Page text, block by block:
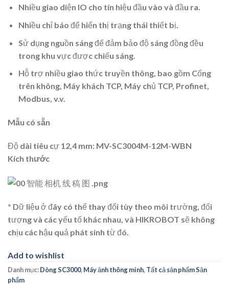
Nhiều giao diện IO cho tín hiệu đầu vào và đầu ra.
Nhiều chỉ báo để hiển thị trạng thái thiết bị.
Sử dụng nguồn sáng để đảm bảo độ sáng đồng đều
trong khu vực được chiếu sáng.
Hỗ trợ nhiều giao thức truyền thông, bao gồm Cổng
trên không, Máy khách TCP, Máy chủ TCP, Profinet,
Modbus, v.v.
Mẫu có sẵn
Độ dài tiêu cự 12,4 mm: MV-SC3004M-12M-WBN
Kích thước
* Dữ liệu ở đây có thể thay đổi tùy theo môi trường, đối
tượng và các yếu tố khác nhau, và HIKROBOT sẽ không
chịu các hậu quả phát sinh từ đó.
Add to wishlist
Danh mục:Dòng SC3000, Máy ảnh thông minh, Tất cả sản phẩm Sản
phẩm